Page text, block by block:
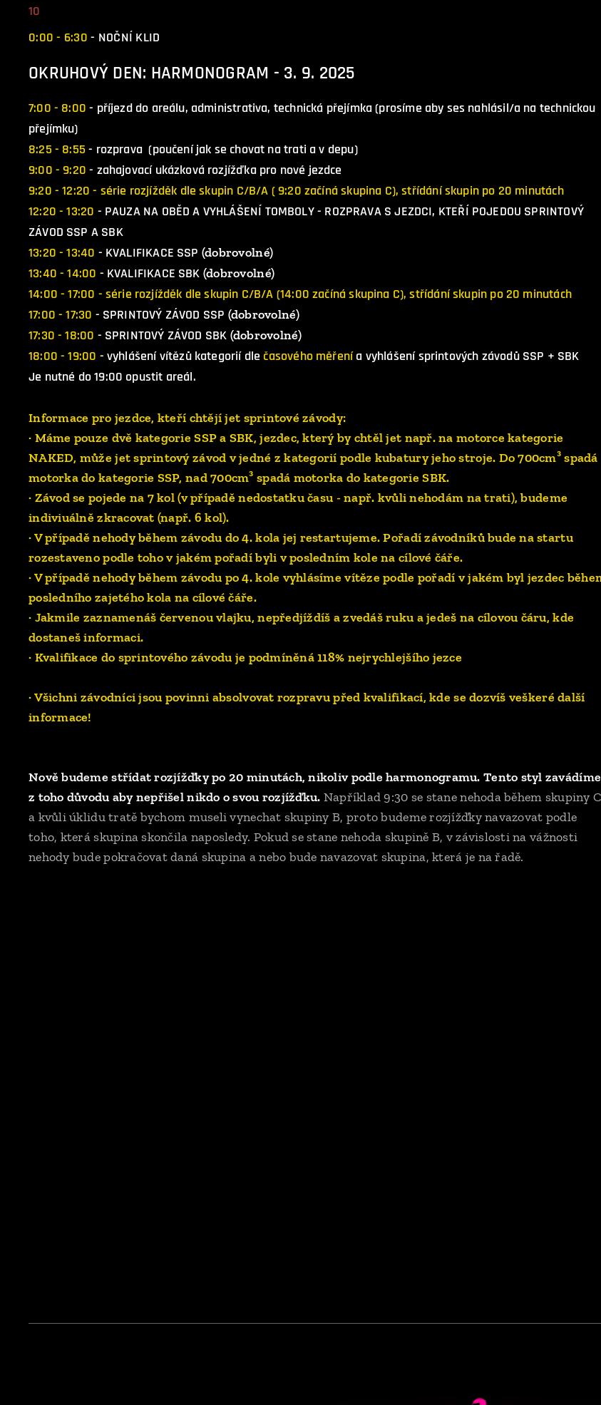
10
0:00 - 6:30- NOČNÍ KLID
OKRUHOVÝ DEN: HARMONOGRAM - 3. 9. 2025
7:00 - 8:00- příjezd do areálu, administrativa, technická přejímka (prosíme aby ses nahlásil/a na technickou
přejímku)
8:25 - 8:55- rozprava (poučení jak se chovat na trati a v depu)
9:00 - 9:20 - zahajovací ukázková rozjížďka pro nové jezdce
9:20 - 12:20 - série rozjížděk dle skupin C/B/A ( 9:20 začíná skupina C), střídání skupin po 20 minutách
12:20 - 13:20 - PAUZA NA OBĚD A VYHLÁŠENÍ TOMBOLY - ROZPRAVA S JEZDCI, KTEŘÍ POJEDOU SPRINTOVÝ
ZÁVOD SSP A SBK
13:20 - 13:40 - KVALIFIKACE SSP (dobrovolné)
13:40 - 14:00 - KVALIFIKACE SBK (dobrovolné)
14:00 - 17:00 - série rozjížděk dle skupin C/B/A (14:00 začíná skupina C), střídání skupin po 20 minutách
17:00 - 17:30 - SPRINTOVÝ ZÁVOD SSP (dobrovolné)
17:30 - 18:00 - SPRINTOVÝ ZÁVOD SBK (dobrovolné)
18:00 - 19:00 - vyhlášení vítězů kategorií dle časového měřenía vyhlášení sprintových závodů SSP + SBK
Je nutné do 19:00 opustit areál.
Informace pro jezdce, kteří chtějí jet sprintové závody:
· Máme pouze dvě kategorie SSP a SBK, jezdec, který by chtěl jet např. na motorce kategorie
NAKED, může jet sprintový závod v jedné z kategorií podle kubatury jeho stroje. Do 700cm³ spadá
motorka do kategorie SSP, nad 700cm³ spadá motorka do kategorie SBK.
· Závod se pojede na 7 kol (v případě nedostatku času - např. kvůli nehodám na trati), budeme
indiviuálně zkracovat (např. 6 kol).
· V případě nehody během závodu do 4. kola jej restartujeme. Pořadí závodníků bude na startu
rozestaveno podle toho v jakém pořadí byli v posledním kole na cílové čáře.
· V případě nehody během závodu po 4. kole vyhlásíme vítěze podle pořadí v jakém byl jezdec
posledního zajetého kola na cílové čáře.
· Jakmile zaznamenáš červenou vlajku, nepředjíždíš a zvedáš ruku a jedeš na cílovou čáru, kde
dostaneš informaci.
· Kvalifikace do sprintového závodu je podmíněná 118% nejrychlejšího jezce
· Všichni závodníci jsou povinni absolvovat rozpravu před kvalifikací, kde se dozvíš veškeré další
informace!
Nově budeme střídat rozjížďky po 20 minutách, nikoliv podle harmonogramu. Tento styl zavádíme
z toho důvodu aby nepřišel nikdo o svou rozjížďku. Například 9:30 se stane nehoda během skupiny C
a kvůli úklidu tratě bychom museli vynechat skupiny B, proto budeme rozjížďky navazovat podle
toho, která skupina skončila naposledy. Pokud se stane nehoda skupině B, v závislosti na vážnosti
nehody bude pokračovat daná skupina a nebo bude navazovat skupina, která je na řadě.